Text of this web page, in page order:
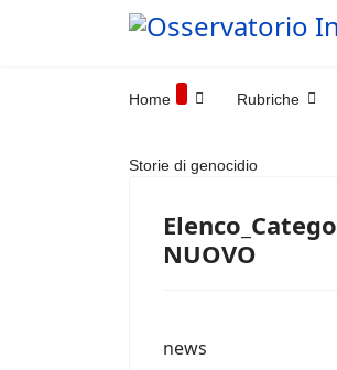
Home Rubriche
Storie di genocidio
NUOVO
news